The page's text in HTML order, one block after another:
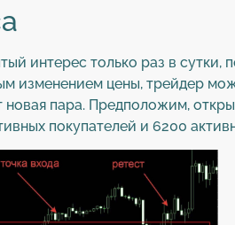
интерес только раз в сутки,
изменением цены, трейдер
пара. Предположим,
покупателей и 6200